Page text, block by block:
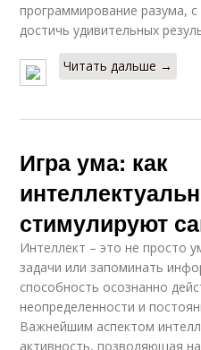
программирование разума,
достичь удивительных
Читать дальше →
Игра ума: как
стимулируют
Интеллект – это не просто
задачи или запоминать
способность осознанно
неопределенности и
Важнейшим аспектом
активность, позволяющая